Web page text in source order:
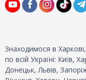
Знаходимося в
по всій Україні: Київ,
Донецьк, Львів,